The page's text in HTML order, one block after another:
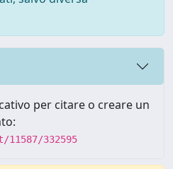
per citare o creare un
332595